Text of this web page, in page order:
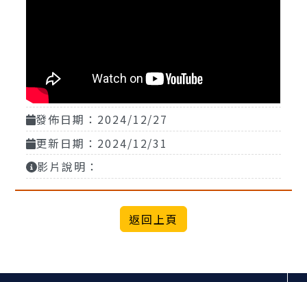
發佈日期：2024/12/27
更新日期：2024/12/31
影片說明：